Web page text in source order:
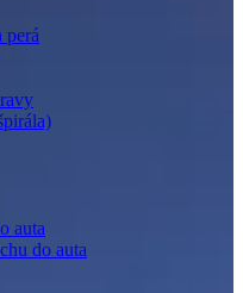
perá
auta
do auta